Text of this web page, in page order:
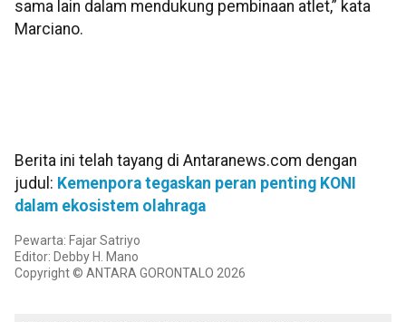
sama lain dalam mendukung pembinaan atlet,” kata
Marciano.
Berita ini telah tayang di Antaranews.com dengan
judul: Kemenpora tegaskan peran penting KONI
dalam ekosistem olahraga
Pewarta: Fajar Satriyo
Editor: Debby H. Mano
Copyright © ANTARA GORONTALO 2026